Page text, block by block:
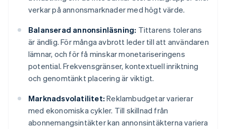
verkar på annonsmarknader med högt värde.
Balanserad annonsinläsning: Tittarens tolerans
är ändlig. För många avbrott leder till att användaren
lämnar, och för få minskar monetariseringens
potential. Frekvensgränser, kontextuell inriktning
och genomtänkt placering är viktigt.
Marknadsvolatilitet: Reklambudgetar varierar
med ekonomiska cykler. Till skillnad från
abonnemangsintäkter kan annonsintäkterna variera